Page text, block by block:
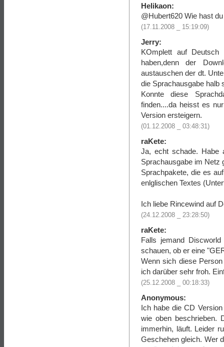
Helikaon:
@Hubert620 Wie hast
(17.11.2008 _ 15:19:09)
Jerry:
KOmplett auf
haben,denn der
austauschen der dt.
die Sprachausgabe halb
Konnte diese
finden....da heisst es
Version ersteigern.
(01.12.2008 _ 03:48:31)
raKete:
Ja, echt schade. Habe
Sprachausgabe im Netz
Sprachpakete, die es
enlglischen Textes
Ich liebe Rincewind auf
(24.12.2008 _ 23:28:50)
raKete:
Falls jemand
schauen, ob er eine
Wenn sich diese
ich darüber sehr froh.
(25.12.2008 _ 00:18:33)
Anonymous:
Ich habe die CD
wie oben beschrieben.
immerhin, läuft. Leider
Geschehen gleich. Wer